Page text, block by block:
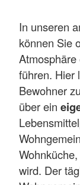
In unseren
können Sie
Atmosphäre
führen. Hier
Bewohner
über ein
wird. Der